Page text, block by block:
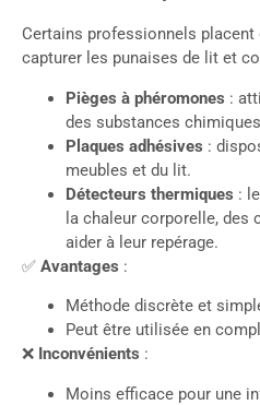
Certains professionnels
capturer les punaises de lit et
Pièges à phéromones :
des substances
Plaques adhésives :
meubles et du lit.
Détecteurs thermiques :
la chaleur corporelle, des
aider à leur repérage.
✅ Avantages :
Méthode discrète et
Peut être utilisée en
❌ Inconvénients :
Moins efficace pour une